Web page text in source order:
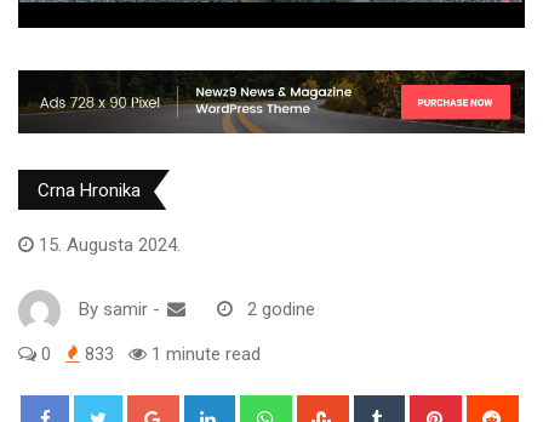
Crna Hronika
15. Augusta 2024.
By samir - 2 godine
0 833 1 minute read
Google+ LinkedIn WhatsappStumbleUpon
Tumblr Pinterest